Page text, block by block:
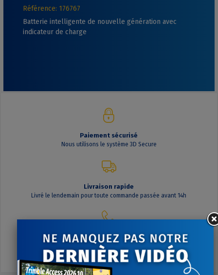
R12I
Référence: 176767
Batterie intelligente de nouvelle génération avec
indicateur de charge
Paiement sécurisé
Nous utilisons le système 3D Secure
Livraison rapide
Livré le lendemain pour toute commande passée avant 14h
Contactez-nous
A votre écoute du lundi au vendredi